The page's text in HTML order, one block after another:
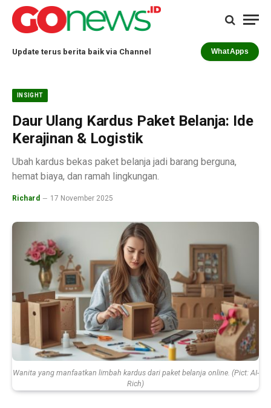
Update terus berita baik via Channel WhatApps
INSIGHT
Daur Ulang Kardus Paket Belanja: Ide
Kerajinan & Logistik
Ubah kardus bekas paket belanja jadi barang berguna,
hemat biaya, dan ramah lingkungan.
Richard 17 November 2025
Wanita yang manfaatkan limbah kardus dari paket belanja online. (Pict: AI-
Rich)